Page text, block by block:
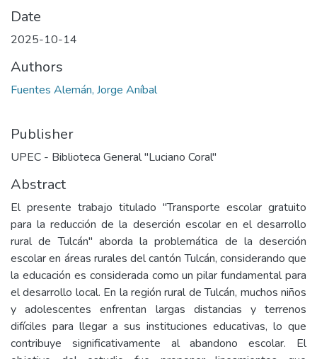
Date
2025-10-14
Authors
Fuentes Alemán, Jorge Aníbal
Publisher
UPEC - Biblioteca General "Luciano Coral"
Abstract
El presente trabajo titulado "Transporte escolar gratuito
para la reducción de la deserción escolar en el desarrollo
rural de Tulcán" aborda la problemática de la deserción
escolar en áreas rurales del cantón Tulcán, considerando que
la educación es considerada como un pilar fundamental para
el desarrollo local. En la región rural de Tulcán, muchos niños
y adolescentes enfrentan largas distancias y terrenos
difíciles para llegar a sus instituciones educativas, lo que
contribuye significativamente al abandono escolar. El